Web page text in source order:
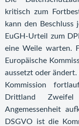
kritisch zum
kann den
EuGH-Urteil zum
eine Weile warten.
Europäische
aussetzt oder ändert.
Kommission
Drittland
Angemessenheit
DSGVO ist die